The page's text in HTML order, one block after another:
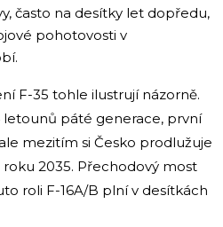
často na desítky let dopředu,
pohotovosti v
F-35 tohle ilustrují názorně.
letounů páté generace, první
mezitím si Česko prodlužuje
2035. Přechodový most
roli F-16A/B plní v desítkách